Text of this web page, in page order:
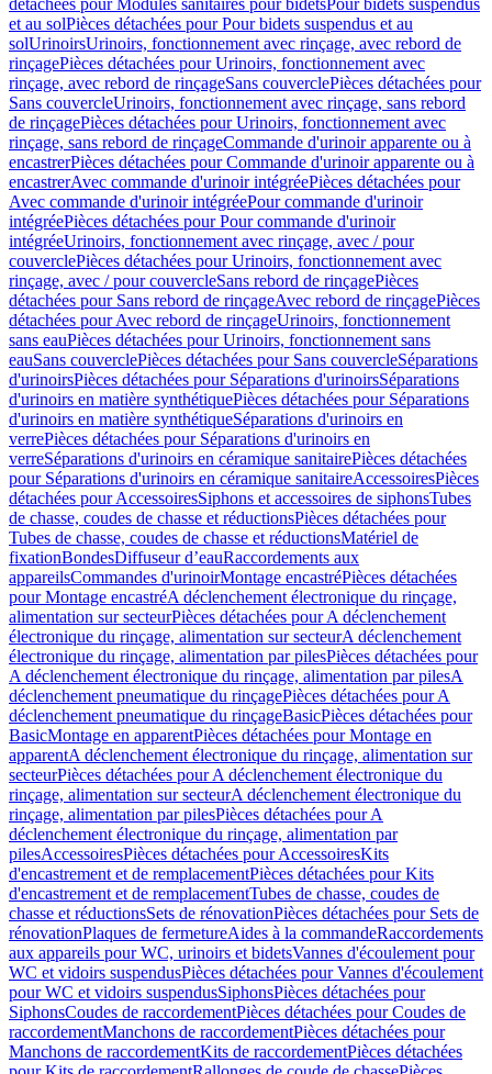
détachées pour Modules sanitaires pour bidetsPour bidets suspendus
et au solPièces détachées pour Pour bidets suspendus et au
solUrinoirsUrinoirs, fonctionnement avec rinçage, avec rebord de
rinçagePièces détachées pour Urinoirs, fonctionnement avec
rinçage, avec rebord de rinçageSans couverclePièces détachées pour
Sans couvercleUrinoirs, fonctionnement avec rinçage, sans rebord
de rinçagePièces détachées pour Urinoirs, fonctionnement avec
rinçage, sans rebord de rinçageCommande d'urinoir apparente ou à
encastrerPièces détachées pour Commande d'urinoir apparente ou à
encastrerAvec commande d'urinoir intégréePièces détachées pour
Avec commande d'urinoir intégréePour commande d'urinoir
intégréePièces détachées pour Pour commande d'urinoir
intégréeUrinoirs, fonctionnement avec rinçage, avec / pour
couverclePièces détachées pour Urinoirs, fonctionnement avec
rinçage, avec / pour couvercleSans rebord de rinçagePièces
détachées pour Sans rebord de rinçageAvec rebord de rinçagePièces
détachées pour Avec rebord de rinçageUrinoirs, fonctionnement
sans eauPièces détachées pour Urinoirs, fonctionnement sans
eauSans couverclePièces détachées pour Sans couvercleSéparations
d'urinoirsPièces détachées pour Séparations d'urinoirsSéparations
d'urinoirs en matière synthétiquePièces détachées pour Séparations
d'urinoirs en matière synthétiqueSéparations d'urinoirs en
verrePièces détachées pour Séparations d'urinoirs en
verreSéparations d'urinoirs en céramique sanitairePièces détachées
pour Séparations d'urinoirs en céramique sanitaireAccessoiresPièces
détachées pour AccessoiresSiphons et accessoires de siphonsTubes
de chasse, coudes de chasse et réductionsPièces détachées pour
Tubes de chasse, coudes de chasse et réductionsMatériel de
fixationBondesDiffuseur d’eauRaccordements aux
appareilsCommandes d'urinoirMontage encastréPièces détachées
pour Montage encastréA déclenchement électronique du rinçage,
alimentation sur secteurPièces détachées pour A déclenchement
électronique du rinçage, alimentation sur secteurA déclenchement
électronique du rinçage, alimentation par pilesPièces détachées pour
A déclenchement électronique du rinçage, alimentation par pilesA
déclenchement pneumatique du rinçagePièces détachées pour A
déclenchement pneumatique du rinçageBasicPièces détachées pour
BasicMontage en apparentPièces détachées pour Montage en
apparentA déclenchement électronique du rinçage, alimentation sur
secteurPièces détachées pour A déclenchement électronique du
rinçage, alimentation sur secteurA déclenchement électronique du
rinçage, alimentation par pilesPièces détachées pour A
déclenchement électronique du rinçage, alimentation par
pilesAccessoiresPièces détachées pour AccessoiresKits
d'encastrement et de remplacementPièces détachées pour Kits
d'encastrement et de remplacementTubes de chasse, coudes de
chasse et réductionsSets de rénovationPièces détachées pour Sets de
rénovationPlaques de fermetureAides à la commandeRaccordements
aux appareils pour WC, urinoirs et bidetsVannes d'écoulement pour
WC et vidoirs suspendusPièces détachées pour Vannes d'écoulement
pour WC et vidoirs suspendusSiphonsPièces détachées pour
SiphonsCoudes de raccordementPièces détachées pour Coudes de
raccordementManchons de raccordementPièces détachées pour
Manchons de raccordementKits de raccordementPièces détachées